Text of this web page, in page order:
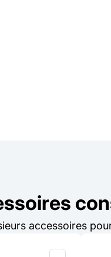
accessoires